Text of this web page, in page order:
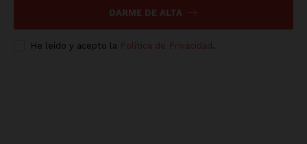
DARME DE ALTA
He leído y acepto la Política de Privacidad .